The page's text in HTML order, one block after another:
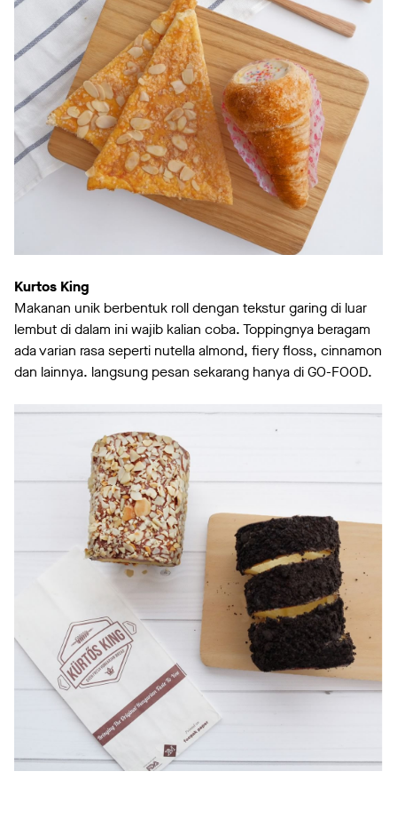
Kurtos King
Makanan unik berbentuk roll dengan tekstur garing di luar
lembut di dalam ini wajib kalian coba. Toppingnya beragam
ada varian rasa seperti nutella almond, fiery floss, cinnamon
dan lainnya. langsung pesan sekarang hanya di GO-FOOD.